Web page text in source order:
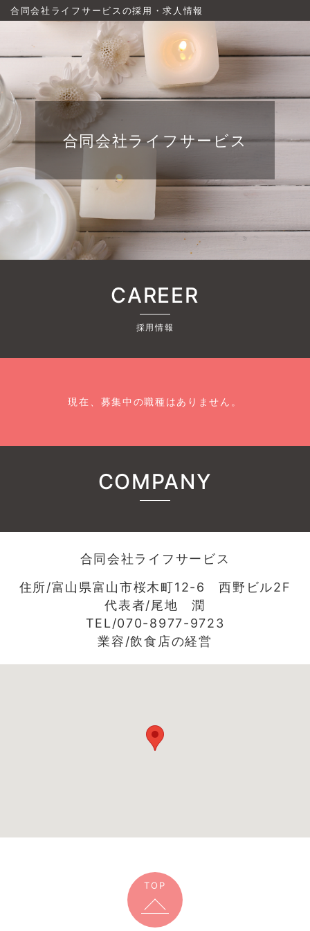
合同会社ライフサービスの採用・求人情報
合同会社ライフサービス
CAREER
採用情報
現在、募集中の職種はありません。
COMPANY
合同会社ライフサービス
住所/富山県富山市桜木町12-6 西野ビル2F
代表者/尾地 潤
TEL/070-8977-9723
業容/飲食店の経営
TOP